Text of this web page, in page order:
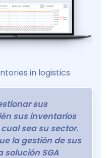
in logistics
sus
sus inventarios
sea su sector.
la gestión de sus
SGA